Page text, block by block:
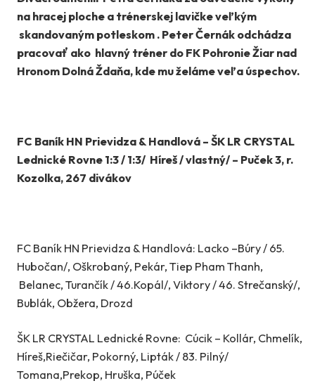
na hracej ploche a trénerskej lavičke veľkým
skandovaným potleskom . Peter Černák odchádza
pracovať ako hlavný tréner do FK Pohronie Žiar nad
Hronom Dolná Ždaňa, kde mu želáme veľa úspechov.
FC Baník HN Prievidza & Handlová – ŠK LR CRYSTAL
Lednické Rovne 1:3 / 1:3/ Híreš / vlastný/ – Puček 3, r.
Kozolka, 267 divákov
FC Baník HN Prievidza & Handlová: Lacko –Búry / 65.
Hubočan/, Oškrobaný, Pekár, Tiep Pham Thanh,
Belanec, Turančík / 46.Kopál/, Viktory / 46. Strečanský/,
Bublák, Obžera, Drozd
ŠK LR CRYSTAL Lednické Rovne: Cúcik – Kollár, Chmelík,
Híreš,Riečičar, Pokorný, Lipták / 83. Pilný/
Tomana,Prekop, Hruška, Púček